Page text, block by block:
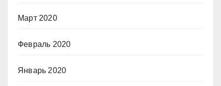
Март 2020
Февраль 2020
Январь 2020